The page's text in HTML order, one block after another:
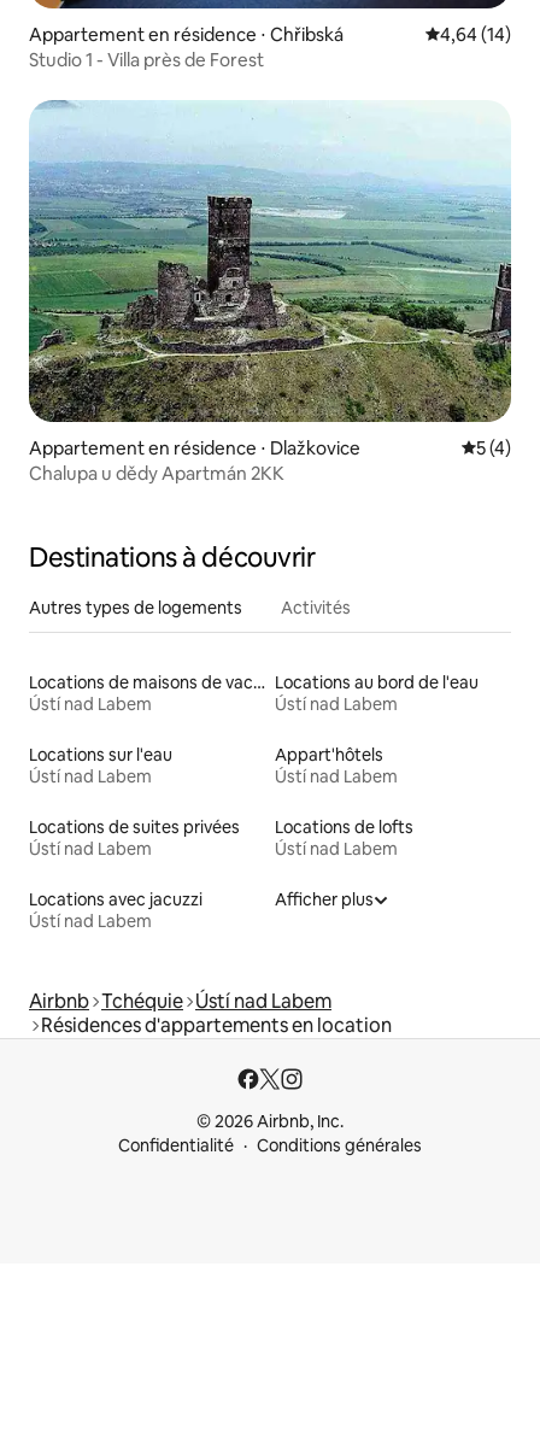
Appartement en résidence ⋅ Chřibská Évaluation
4,64 (14)
Studio 1 - Villa près de Forest
Appartement en résidence ⋅ Dlažkovice
5 (4)
Chalupa u dědy Apartmán 2KK
Destinations à découvrir
Autres types de logements Activités
Locations de maisons de vacances
Ústí nad Labem
Locations au bord de l'eau
Ústí nad Labem
Locations sur l'eau
Ústí nad Labem
Appart'hôtels
Ústí nad Labem
Locations de suites privées
Ústí nad Labem
Locations de lofts
Ústí nad Labem
Locations avec jacuzzi
Ústí nad Labem
Afficher plus
Airbnb Tchéquie Ústí nad Labem
Résidences d'appartements en location
© 2026 Airbnb, Inc.
Confidentialité
Conditions générales